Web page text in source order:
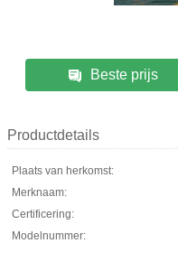
Beste prijs
Productdetails
Plaats van herkomst:
Merknaam:
Certificering:
Modelnummer: